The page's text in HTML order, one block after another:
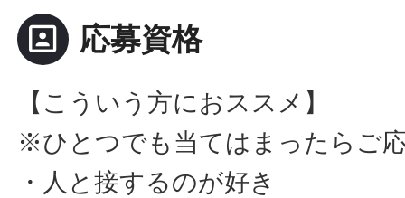
portrait 応募資格
【こういう方におススメ】
※ひとつでも当てはまったらご
・人と接するのが好き